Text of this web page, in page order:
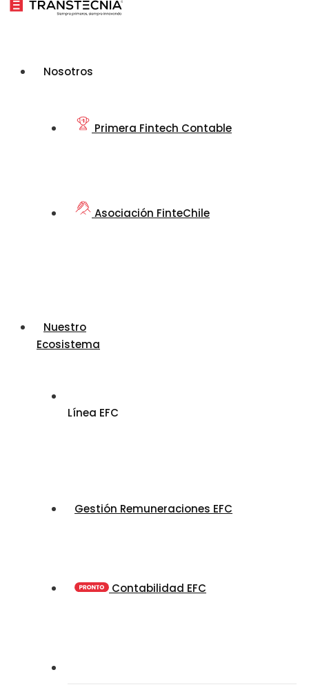
Nosotros
Primera Fintech Contable
Asociación FinteChile
Nuestro
Ecosistema
Línea EFC
Gestión Remuneraciones EFC
Contabilidad EFC